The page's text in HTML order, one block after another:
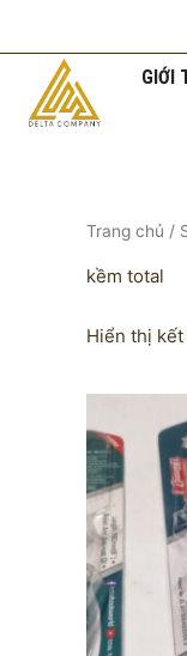
dung
GIỚI
Trang chủ /
kềm total
Hiển thị